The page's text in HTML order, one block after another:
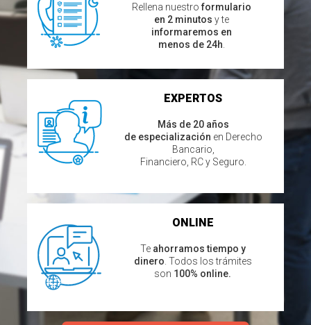
Rellena nuestroformulario
en 2 minutos y te
informaremos en
menos de 24h
EXPERTOS
Más de 20 años
de especialización en Derecho
Bancario,
Financiero, RC y Seguro.
ONLINE
Te ahorramos tiempo y
dinero . Todos los trámites
son 100% online.